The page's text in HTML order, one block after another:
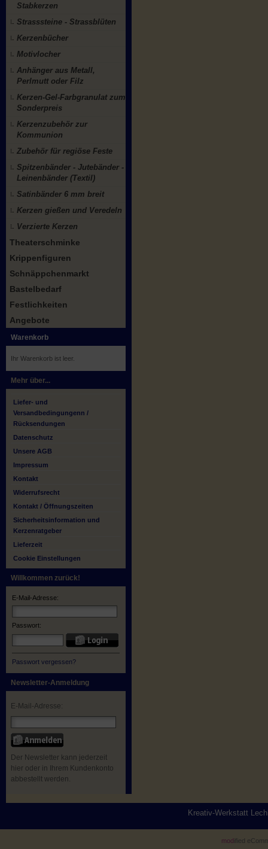
Stabkerzen
Strasssteine - Strassblüten
Kerzenbücher
Motivlocher
Anhänger aus Metall,
Perlmutt oder Filz
Kerzen-Gel-Farbgranulat zum
Sonderpreis
Kerzenzubehör zur
Kommunion
Zubehör für regiöse Feste
Spitzenbänder - Jutebänder -
Leinenbänder (Textil)
Satinbänder 6 mm breit
Kerzen gießen und Veredeln
Verzierte Kerzen
Theaterschminke
Krippenfiguren
Schnäppchenmarkt
Bastelbedarf
Festlichkeiten
Angebote
Warenkorb
Ihr Warenkorb ist leer.
Mehr über...
Liefer- und
Versandbedingungenn /
Rücksendungen
Datenschutz
Unsere AGB
Impressum
Kontakt
Widerrufsrecht
Kontakt / Öffnungszeiten
Sicherheitsinformation und
Kerzenratgeber
Lieferzeit
Cookie Einstellungen
Willkommen zurück!
E-Mail-Adresse:
Passwort:
Passwort vergessen?
Newsletter-Anmeldung
E-Mail-Adresse:
Der Newsletter kann jederzeit
hier oder in Ihrem Kundenkonto
abbestellt werden.
Kreativ-Werkstatt
mod ified